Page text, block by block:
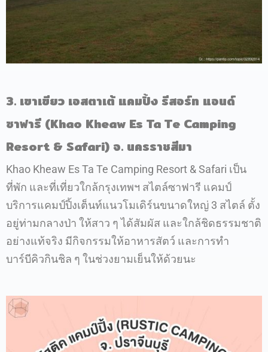
3. เขาเขียว เอสตาเต้ แคมปิ้ง รีสอร์ท แอนด์
ซาฟารี (Khao Kheaw Es Ta Te Camping
Resort & Safari) จ. นครราชสีมา
Khao Kheaw Es Ta Te Camping Resort & Safari เป็น
ที่พัก และที่เที่ยวใกล้กรุงเทพฯ สไตล์ซาฟารี แคมป์
บริการแคมป์ปิ้งเต็นท์แนวโมเดิร์นขนาดใหญ่ 3 สไตล์ ตั้ง
อยู่ท่ามกลางป่า ให้สาว ๆ ได้สัมผัส และใกล้ชิดธรรมชาติ
อย่างแท้จริง มีกิจกรรมให้อาหารสัตว์ และการทำ
บาร์บีคิวกินชิล ๆ ในช่วงยามเย็นให้ด้วยนะ